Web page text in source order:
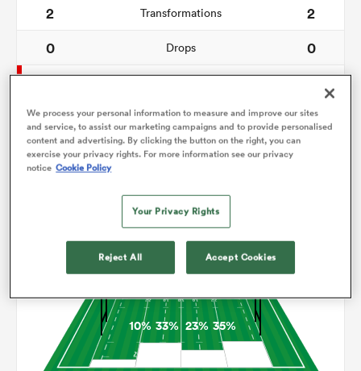
2
Transformations
2
0
Drops
0
155
78
5
Franchissements
2
18
Turnovers perdus
Occupation
10% 33% 23% 35%
We process your personal information to measure and improve our sites
and service, to assist our marketing campaigns and to provide personalised
content and advertising. By clicking the button on the right, you can
exercise your privacy rights. For more information see our privacy
notice Cookie Policy
Your Privacy Rights
Reject All Accept Cookies